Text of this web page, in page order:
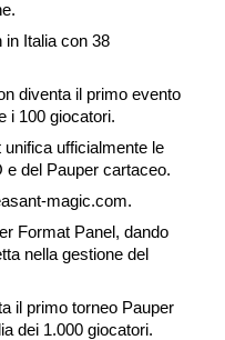
in Italia con 38
diventa il primo evento
i 100 giocatori.
ufficialmente le
e del Pauper cartaceo.
magic.com.
Format Panel, dando
nella gestione del
il primo torneo Pauper
dei 1.000 giocatori.